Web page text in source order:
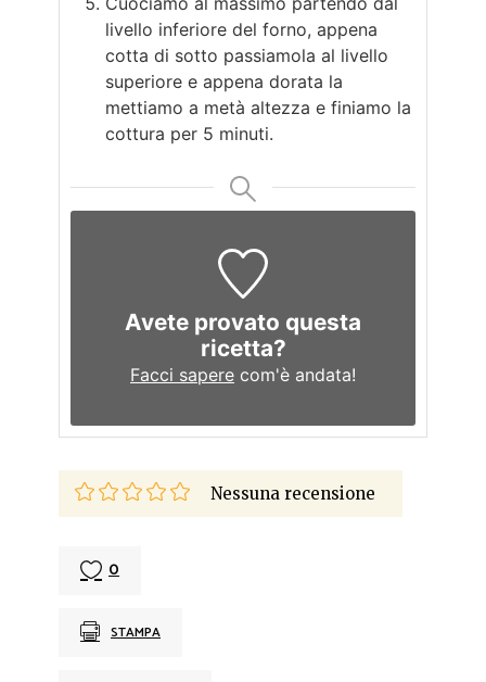
livello inferiore del forno, appena
cotta di sotto passiamola al livello
superiore e appena dorata la
mettiamo a metà altezza e finiamo la
cottura per 5 minuti.
Avete provato questa
ricetta?
Facci sapere com'è andata!
Nessuna recensione
0
STAMPA